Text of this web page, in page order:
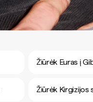
Žiūrėk Euras į
Žiūrėk Kirgizijos